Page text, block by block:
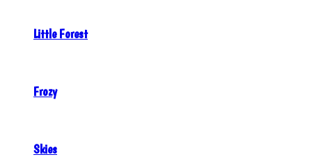
Little Forest
Frozy
Skies